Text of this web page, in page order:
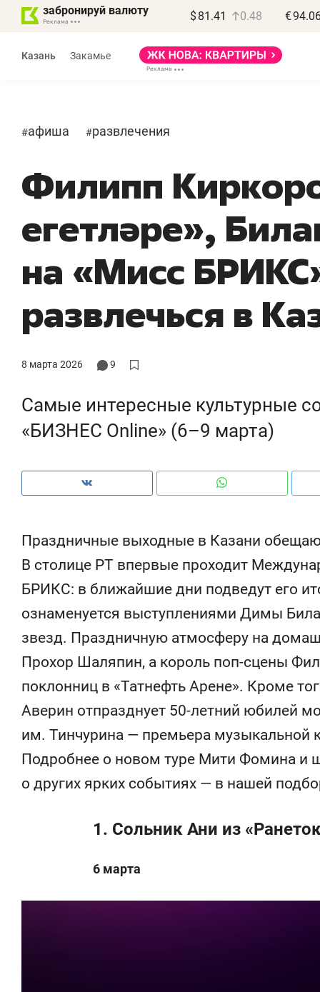
забронируй валюту $ 81.41 0.48 €
Казань Закамье
#афиша #развлечения
Филипп
егетләре»,
на «Мисс
развлечься в
8 марта 2026 9
Самые интересные культурные
«БИЗНЕС Online» (6–9 марта)
Праздничные выходные в Казани
В столице РТ впервые проходит
БРИКС: в ближайшие дни подведут его
ознаменуется выступлениями Димы
звезд. Праздничную атмосферу на
Прохор Шаляпин, а король поп-сцены
поклонниц в «Татнефть Арене». Кроме
Аверин отпразднует 50-летний юбилей
им. Тинчурина — премьера музыкальной
Подробнее о новом туре Мити Фомина и
о других ярких событиях — в нашей
1. Сольник Ани из
6 марта